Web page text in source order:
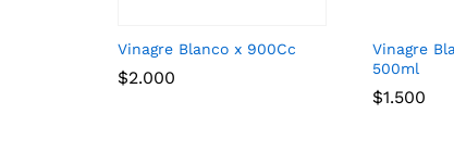
Vinagre Blanco x 900Cc
$2.000
Vinagre
500ml
$1.500